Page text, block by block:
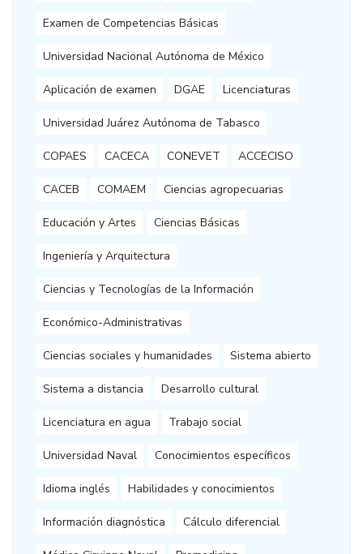
Examen de Competencias Básicas
Universidad Nacional Autónoma de México
Aplicación de examen DGAE Licenciaturas
Universidad Juárez Autónoma de Tabasco
COPAES CACECA CONEVET ACCECISO
CACEB COMAEM Ciencias agropecuarias
Educación y Artes Ciencias Básicas
Ingeniería y Arquitectura
Ciencias y Tecnologías de la Información
Económico-Administrativas
Ciencias sociales y humanidades Sistema abierto
Sistema a distancia Desarrollo cultural
Licenciatura en agua Trabajo social
Universidad Naval Conocimientos específicos
Idioma inglés Habilidades y conocimientos
Información diagnóstica Cálculo diferencial